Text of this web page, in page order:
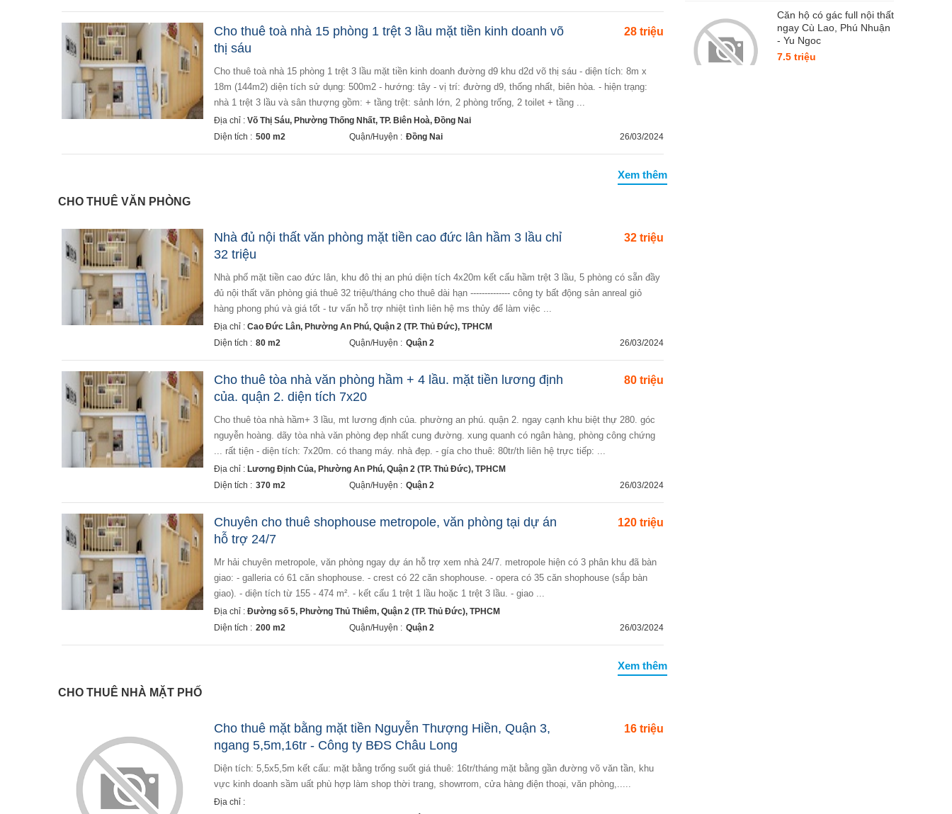
28 triệu
Cho thuê toà nhà 15 phòng 1 trệt 3 lầu mặt tiền kinh doanh võ
thị sáu
cho thuê toà nhà 15 phòng 1 trệt 3 lầu mặt tiền kinh doanh đường d9 khu d2d võ thị sáu - diện tích: 8m x
18m (144m2) diện tích sử dụng: 500m2 - hướng: tây - vị trí: đường d9, thống nhất, biên hòa. - hiện trạng:
nhà 1 trệt 3 lầu và sân thượng gồm: + tầng trệt: sảnh lớn, 2 phòng trống, 2 toilet + tầng ...
Địa chỉ : Võ Thị Sáu, Phường Thống Nhất, TP. Biên Hoà, Đồng Nai
Diện tích : 500 m2 Quận/Huyện : Đồng Nai 26/03/2024
Xem thêm
CHO THUÊ VĂN PHÒNG
32 triệu
Nhà đủ nội thất văn phòng mặt tiền cao đức lân hầm 3 lầu chỉ
32 triệu
nhà phố mặt tiền cao đức lân, khu đô thị an phú diện tích 4x20m kết cấu hầm trệt 3 lầu, 5 phòng có sẵn đầy
đủ nội thất văn phòng giá thuê 32 triệu/tháng cho thuê dài hạn -------------- công ty bất động sản anreal giỏ
hàng phong phú và giá tốt - tư vấn hỗ trợ nhiệt tình liên hệ ms thủy để làm việc ...
Địa chỉ : Cao Đức Lân, Phường An Phú, Quận 2 (TP. Thủ Đức), TPHCM
Diện tích : 80 m2 Quận/Huyện : Quận 2 26/03/2024
80 triệu
Cho thuê tòa nhà văn phòng hầm + 4 lầu. mặt tiền lương định
của. quận 2. diện tích 7x20
cho thuê tòa nhà hầm+ 3 lầu, mt lương định của. phường an phú. quận 2. ngay cạnh khu biệt thự 280. góc
nguyễn hoàng. dãy tòa nhà văn phòng đẹp nhất cung đường. xung quanh có ngân hàng, phòng công chứng
... rất tiện - diện tích: 7x20m. có thang máy. nhà đẹp. - gía cho thuê: 80tr/th liên hệ trực tiếp: ...
Địa chỉ : Lương Định Của, Phường An Phú, Quận 2 (TP. Thủ Đức), TPHCM
Diện tích : 370 m2 Quận/Huyện : Quận 2 26/03/2024
120 triệu
Chuyên cho thuê shophouse metropole, văn phòng tại dự án
hỗ trợ 24/7
mr hải chuyên metropole, văn phòng ngay dự án hỗ trợ xem nhà 24/7. metropole hiện có 3 phân khu đã bàn
giao: - galleria có 61 căn shophouse. - crest có 22 căn shophouse. - opera có 35 căn shophouse (sắp bàn
giao). - diện tích từ 155 - 474 m². - kết cấu 1 trệt 1 lầu hoặc 1 trệt 3 lầu. - giao ...
Địa chỉ : Đường số 5, Phường Thủ Thiêm, Quận 2 (TP. Thủ Đức), TPHCM
Diện tích : 200 m2 Quận/Huyện : Quận 2 26/03/2024
Xem thêm
CHO THUÊ NHÀ MẶT PHỐ
16 triệu
Cho thuê mặt bằng mặt tiền Nguyễn Thượng Hiền, Quận 3,
ngang 5,5m,16tr - Công ty BĐS Châu Long
diện tích: 5,5x5,5m kết cấu: mặt bằng trống suốt giá thuê: 16tr/tháng mặt bằng gần đường võ văn tần, khu
vực kinh doanh sầm uất phù hợp làm shop thời trang, showrrom, cửa hàng điện thoại, văn phòng,.....
Địa chỉ :
Căn hộ có gác full nội thất
ngay Cù Lao, Phú Nhuận
- Yu Ngoc
7.5 triệu